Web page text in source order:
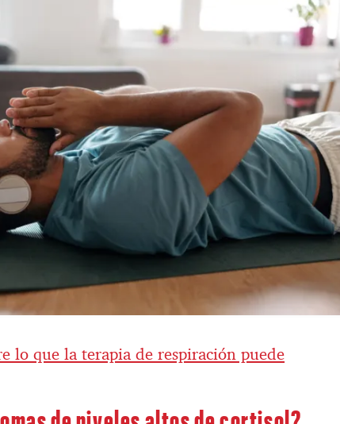
lo que la terapia de respiración puede